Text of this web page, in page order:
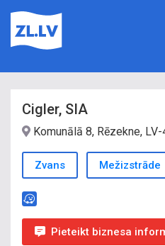
Cigler, SIA
Komunālā 8, Rēzekne,
Zvans Mežizstrāde
Pieteikt biznesa